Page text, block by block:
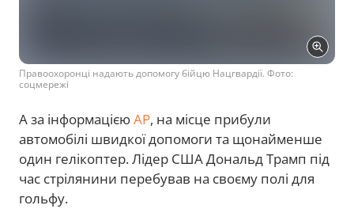
Правоохоронці надають допомогу бійцю Нацгвардії. Фото:
соцмережі
А за інформацієюAP, на місце прибули
автомобілі швидкої допомоги та щонайменше
один гелікоптер. Лідер США Дональд Трамп під
час стрілянини перебував на своєму полі для
гольфу.